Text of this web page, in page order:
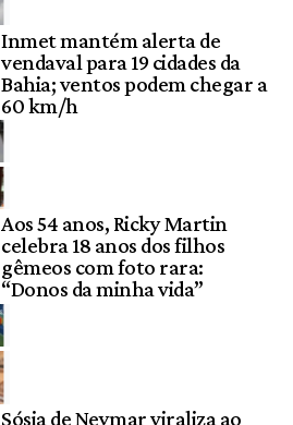
Inmet mantém alerta de
vendaval para 19 cidades da
Bahia; ventos podem chegar a
60 km/h
Aos 54 anos, Ricky Martin
celebra 18 anos dos filhos
gêmeos com foto rara:
“Donos da minha vida”
Sósia de Neymar viraliza ao